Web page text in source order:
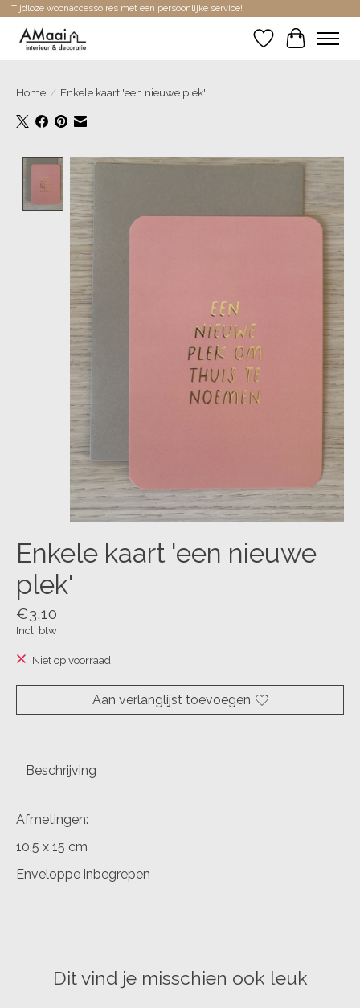
Tijdloze woonaccessoires met een persoonlijke service!
Verlanglijst
Home / Enkele kaart 'een nieuwe plek'
Product image slideshow Items
Enkele kaart 'een nieuwe
plek'
€3,10
Incl. btw
Niet op voorraad
Aan verlanglijst toevoegen
Beschrijving
Afmetingen:
10,5 x 15 cm
Enveloppe inbegrepen
Dit vind je misschien ook leuk